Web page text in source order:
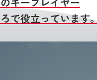
で役立っています